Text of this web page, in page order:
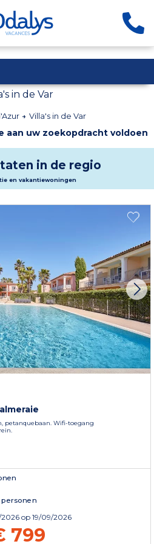
in de Var
Villa's in de Var
aan uw zoekopdracht voldoen
in de regio
en vakantiewoningen
petanquebaan. Wifi-toegang
2026op 19/09/2026
799